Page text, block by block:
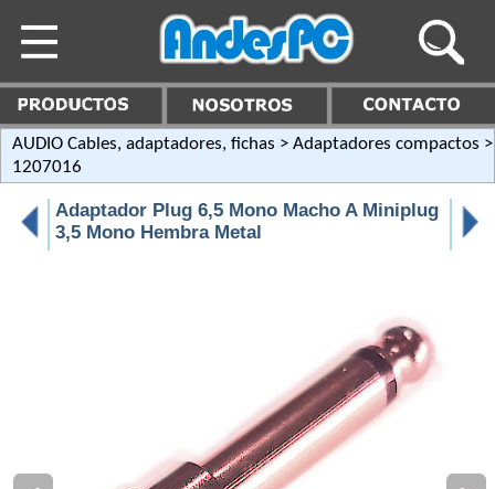
AUDIO Cables, adaptadores, fichas > Adaptadores compactos >
1207016
Adaptador Plug 6,5 Mono Macho A Miniplug
3,5 Mono Hembra Metal